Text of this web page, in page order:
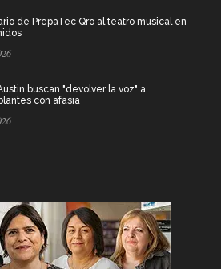
de PrepaTec Qro al teatro musical en
buscan "devolver la voz" a
con afasia